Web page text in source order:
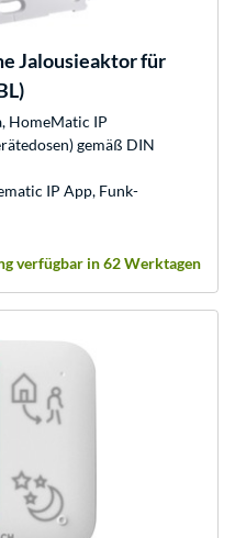
Jalousieaktor für
HomeMatic IP
gemäß DIN
IP App, Funk-
verfügbar in 62 Werktagen